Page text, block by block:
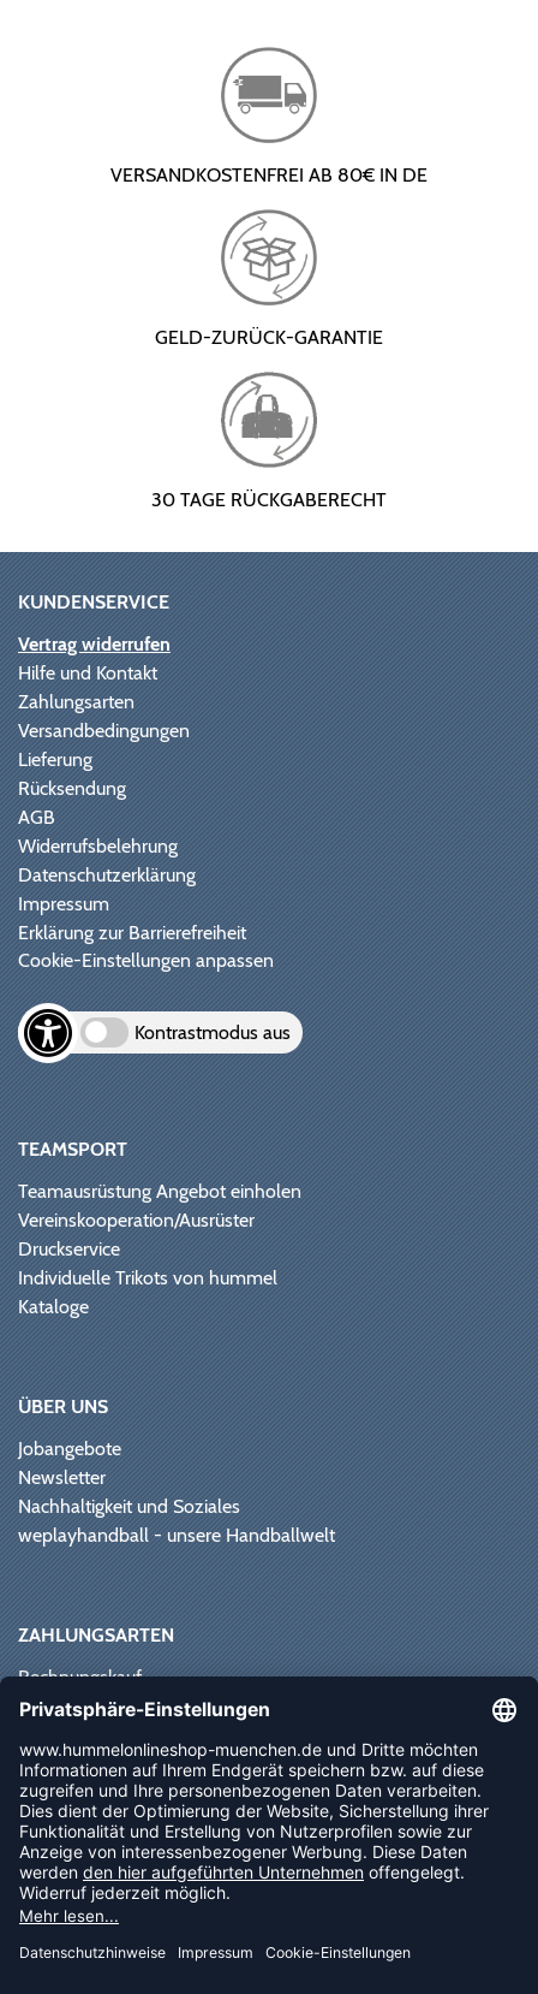
VERSANDKOSTENFREI AB 80€ IN DE
GELD-ZURÜCK-GARANTIE
30 TAGE RÜCKGABERECHT
KUNDENSERVICE
Vertrag widerrufen
Hilfe und Kontakt
Zahlungsarten
Versandbedingungen
Lieferung
Rücksendung
AGB
Widerrufsbelehrung
Datenschutzerklärung
Impressum
Erklärung zur Barrierefreiheit
Cookie-Einstellungen anpassen
Kontrastmodus aus
TEAMSPORT
Teamausrüstung Angebot einholen
Vereinskooperation/Ausrüster
Druckservice
Individuelle Trikots von hummel
Kataloge
ÜBER UNS
Jobangebote
Newsletter
Nachhaltigkeit und Soziales
weplayhandball - unsere Handballwelt
ZAHLUNGSARTEN
Rechnungskauf
Paypal
Vorkasse
Sofortüberweisung
NEWSLETTER